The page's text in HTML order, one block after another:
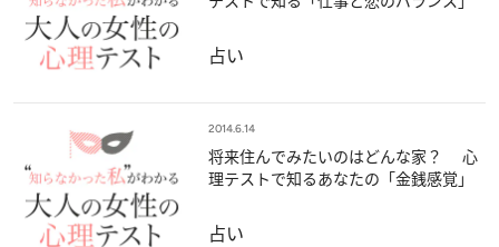
占い
2014.6.14
将来住んでみたいのはどんな家？ 心
理テストで知るあなたの「金銭感覚」
占い